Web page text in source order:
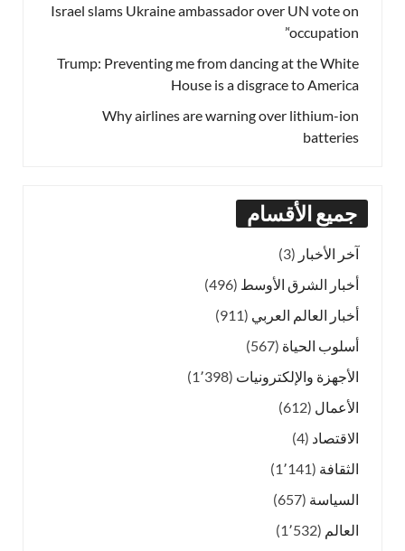
Israel slams Ukraine ambassador over UN vote on
‘occupation’
Trump: Preventing me from dancing at the White
House is a disgrace to America
Why airlines are warning over lithium-ion
batteries
جميع الأقسام
آخر الأخبار (3)
أخبار الشرق الأوسط (496)
أخبار العالم العربي (911)
أسلوب الحياة (567)
الأجهزة والإلكترونيات (1٬398)
الأعمال (612)
الاقتصاد (4)
الثقافة (1٬141)
السياسة (657)
العالم (1٬532)